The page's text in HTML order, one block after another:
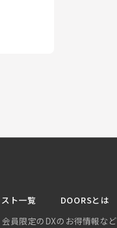
ト一覧 DOORSとは
員限定のDXのお得情報など